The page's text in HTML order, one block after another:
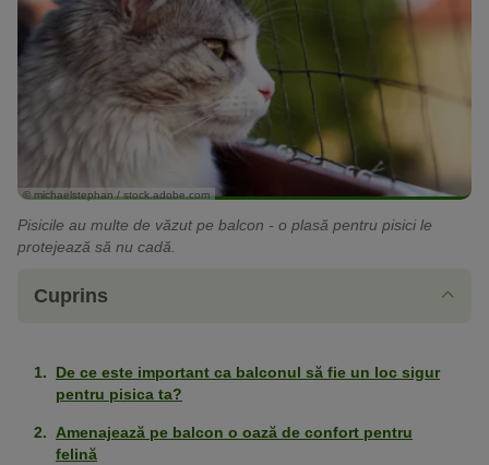
© michaelstephan / stock.adobe.com
Pisicile au multe de văzut pe balcon - o plasă pentru pisici le
protejează să nu cadă.
Cuprins
De ce este important ca balconul să fie un loc sigur
pentru pisica ta?
Amenajează pe balcon o oază de confort pentru
felină